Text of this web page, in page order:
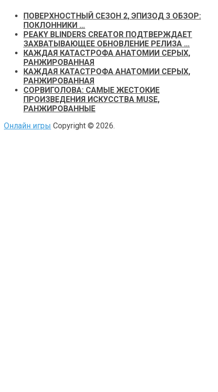
ПОВЕРХНОСТНЫЙ СЕЗОН 2, ЭПИЗОД 3 ОБЗОР:
ПОКЛОННИКИ …
PEAKY BLINDERS CREATOR ПОДТВЕРЖДАЕТ
ЗАХВАТЫВАЮЩЕЕ ОБНОВЛЕНИЕ РЕЛИЗА …
КАЖДАЯ КАТАСТРОФА АНАТОМИИ СЕРЫХ,
РАНЖИРОВАННАЯ
КАЖДАЯ КАТАСТРОФА АНАТОМИИ СЕРЫХ,
РАНЖИРОВАННАЯ
СОРВИГОЛОВА: САМЫЕ ЖЕСТОКИЕ
ПРОИЗВЕДЕНИЯ ИСКУССТВА MUSE,
РАНЖИРОВАННЫЕ
Онлайн игры Copyright © 2026.